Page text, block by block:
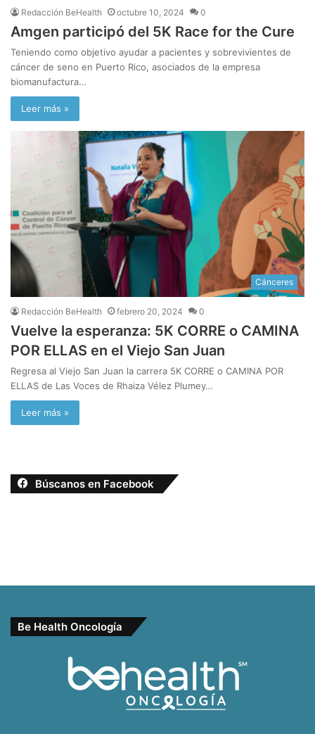
Redacción BeHealth octubre 10, 2024 0
Amgen participó del 5K Race for the Cure
Teniendo como objetivo ayudar a pacientes y sobrevivientes de
cáncer de seno en Puerto Rico, asociados de la empresa
biomanufactura…
Leer más »
Cánceres
Redacción BeHealth febrero 20, 2024 0
Vuelve la esperanza: 5K CORRE o CAMINA
POR ELLAS en el Viejo San Juan
Regresa al Viejo San Juan la carrera 5K CORRE o CAMINA POR
ELLAS de Las Voces de Rhaiza Vélez Plumey…
Leer más »
Búscanos en Facebook
Be Health Oncología